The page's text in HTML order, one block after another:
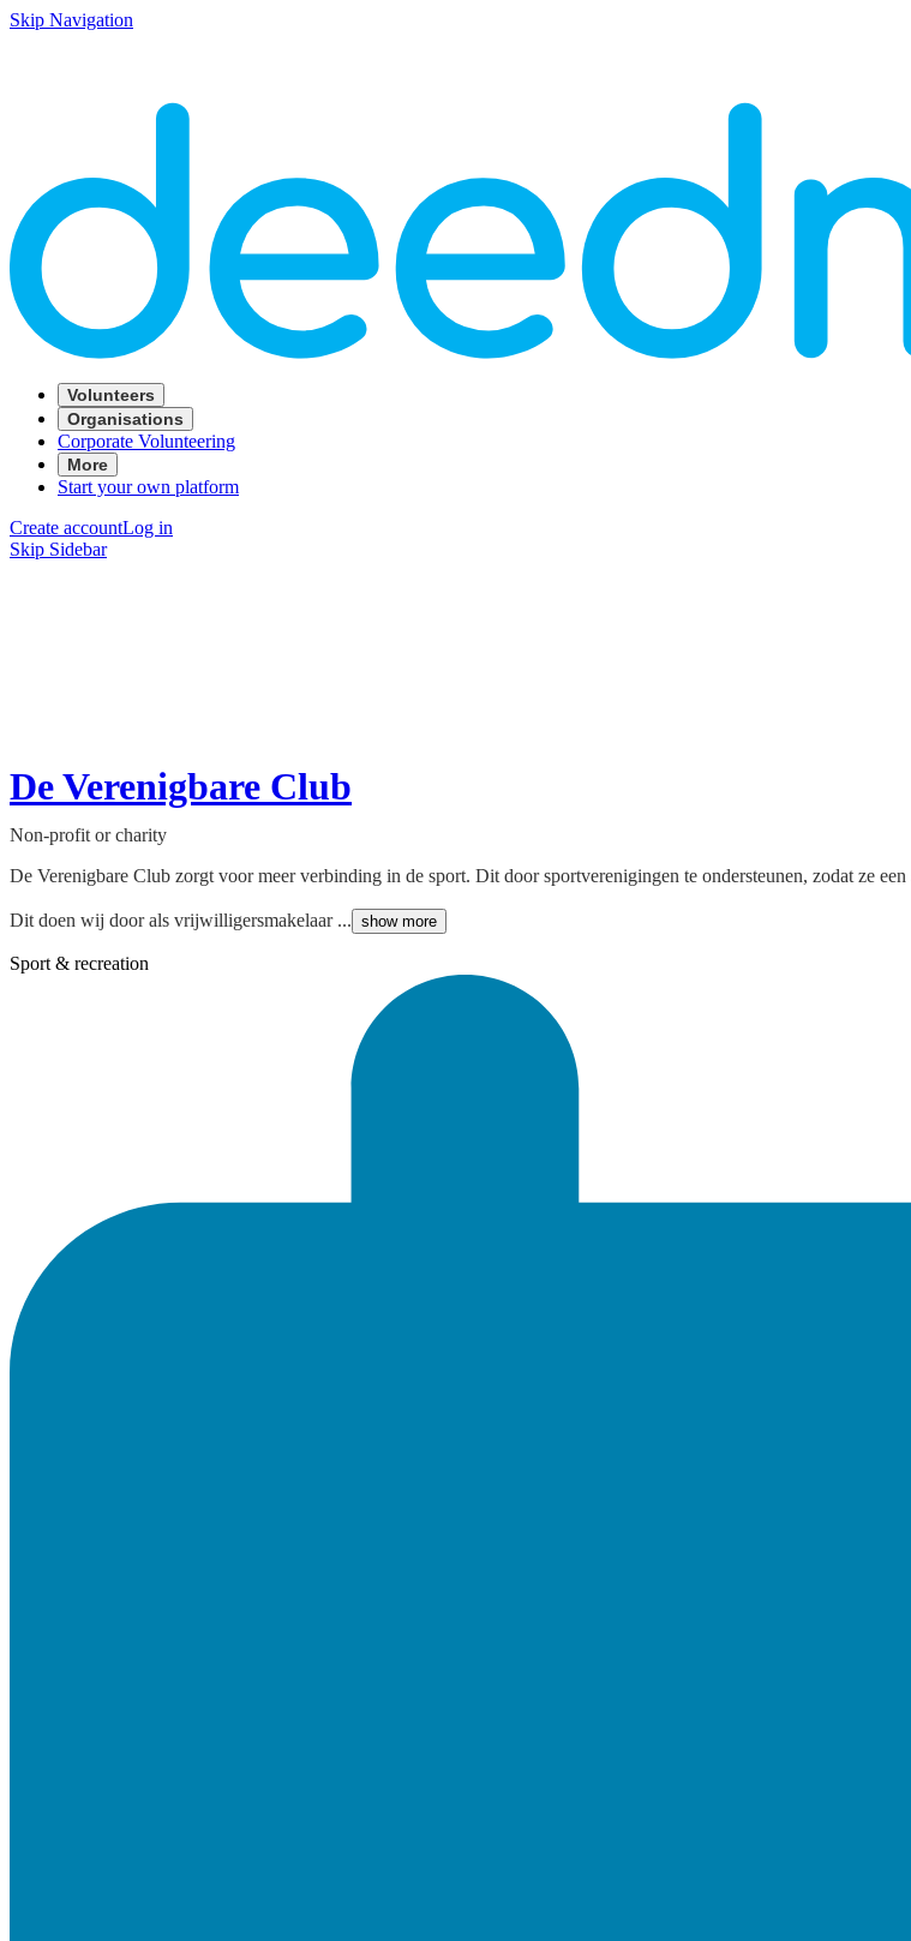
Skip Navigation
Volunteers
Organisations
Corporate Volunteering
More
Start your own platform
Create accountLog in
Skip Sidebar
De Verenigbare Club
Non-profit or charity
De Verenigbare Club zorgt voor meer verbinding in de sport. Dit door sportverenigingen te ondersteunen, zodat ze
Dit doen wij door als vrijwilligersmakelaar ... show more
Sport & recreation